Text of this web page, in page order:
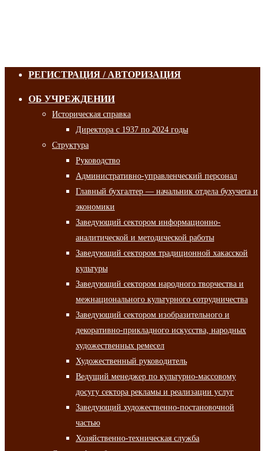
РЕГИСТРАЦИЯ / АВТОРИЗАЦИЯ
ОБ УЧРЕЖДЕНИИ
Историческая справка
Директора с 1937 по 2024 годы
Структура
Руководство
Административно-управленческий персонал
Главный бухгалтер — начальник отдела бухучета и
экономики
Заведующий сектором информационно-
аналитической и методической работы
Заведующий сектором традиционной хакасской
культуры
Заведующий сектором народного творчества и
межнационального культурного сотрудничества
Заведующий сектором изобразительного и
декоративно-прикладного искусства, народных
художественных ремесел
Художественный руководитель
Ведущий менеджер по культурно-массовому
досугу сектора рекламы и реализации услуг
Заведующий художественно-постановочной
частью
Хозяйственно-техническая служба